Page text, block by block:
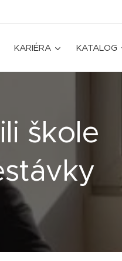
KARIÉRA KATALOG
škole